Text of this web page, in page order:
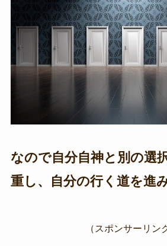
なので自分自神と別の選
重し、自分の行く道を進
（スポンサーリン